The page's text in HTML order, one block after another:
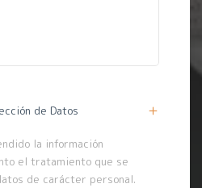
de Datos
la información
el tratamiento que se
de carácter personal.